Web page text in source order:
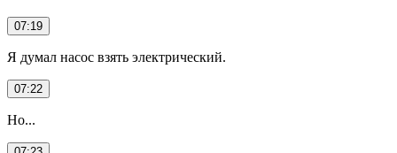
07:19
Я думал насос взять электрический.
07:22
Но...